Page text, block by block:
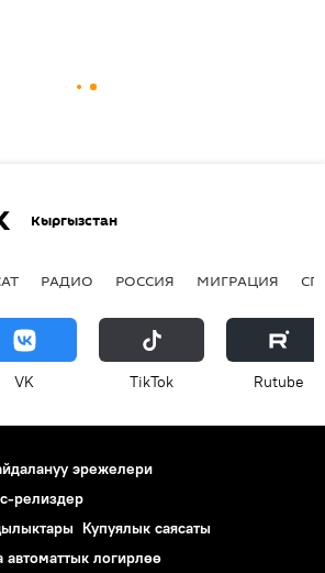
Кыргызстан
РАДИО РОССИЯ МИГРАЦИЯ
VK ТikТоk Rutube
эрежелери
релиздер
Купуялык саясаты
логирлөө